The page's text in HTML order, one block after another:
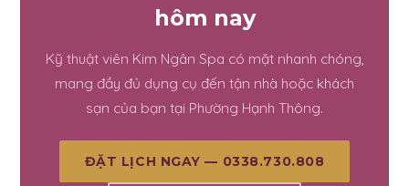
hôm nay
Kỹ thuật viên Kim Ngân Spa có mặt nhanh chóng,
mang đầy đủ dụng cụ đến tận nhà hoặc khách
sạn của bạn tại Phường Hạnh Thông.
ĐẶT LỊCH NGAY — 0338.730.808